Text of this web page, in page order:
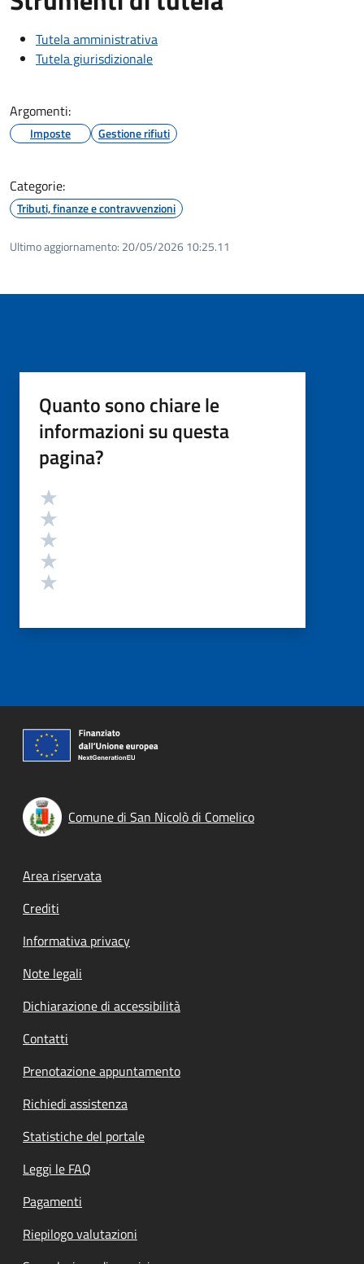
Tutela amministrativa
Tutela giurisdizionale
Argomenti:
Imposte Gestione rifiuti
Categorie:
Tributi, finanze e contravvenzioni
Ultimo aggiornamento: 20/05/2026 10:25.11
Quanto sono chiare le
informazioni su questa
pagina?
Valutazione
Comune di San Nicolò di Comelico
Footer menu
Area riservata
Crediti
Informativa privacy
Note legali
Dichiarazione di accessibilità
Contatti
Prenotazione appuntamento
Richiedi assistenza
Statistiche del portale
Leggi le FAQ
Pagamenti
Riepilogo valutazioni